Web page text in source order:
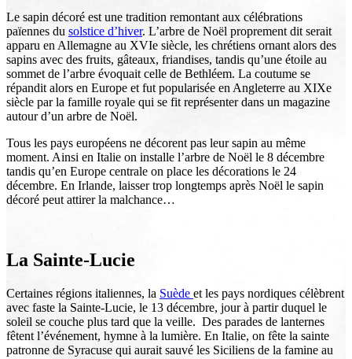
Le sapin décoré est une tradition remontant aux célébrations
païennes du solstice d’hiver. L’arbre de Noël proprement dit serait
apparu en Allemagne au XVIe siècle, les chrétiens ornant alors des
sapins avec des fruits, gâteaux, friandises, tandis qu’une étoile au
sommet de l’arbre évoquait celle de Bethléem. La coutume se
répandit alors en Europe et fut popularisée en Angleterre au XIXe
siècle par la famille royale qui se fit représenter dans un magazine
autour d’un arbre de Noël.
Tous les pays européens ne décorent pas leur sapin au même
moment. Ainsi en Italie on installe l’arbre de Noël le 8 décembre
tandis qu’en Europe centrale on place les décorations le 24
décembre. En Irlande, laisser trop longtemps après Noël le sapin
décoré peut attirer la malchance…
La Sainte-Lucie
Certaines régions italiennes, la Suède et les pays nordiques célèbrent
avec faste la Sainte-Lucie, le 13 décembre, jour à partir duquel le
soleil se couche plus tard que la veille. Des parades de lanternes
fêtent l’événement, hymne à la lumière. En Italie, on fête la sainte
patronne de Syracuse qui aurait sauvé les Siciliens de la famine au